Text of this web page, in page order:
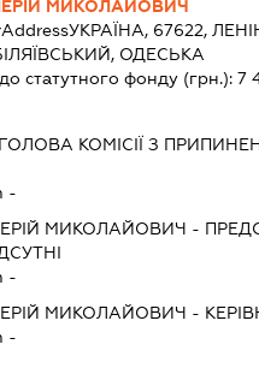
МИКОЛАЙОВИЧ
УКРАЇНА, 67622,
ОДЕСЬКА
статутного фонду (грн.): 7
ГОЛОВА КОМІСІЇ З
-
МИКОЛАЙОВИЧ -
-
МИКОЛАЙОВИЧ -
-